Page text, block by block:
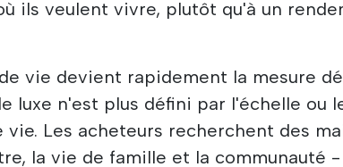
ils veulent vivre, plutôt qu'à un
vie devient rapidement la mesure
luxe n'est plus défini par l'échelle ou
vie. Les acheteurs recherchent des
la vie de famille et la communauté -